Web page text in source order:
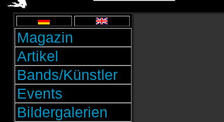
Magazin
Artikel
Bands/Künstler
Events
Bildergalerien